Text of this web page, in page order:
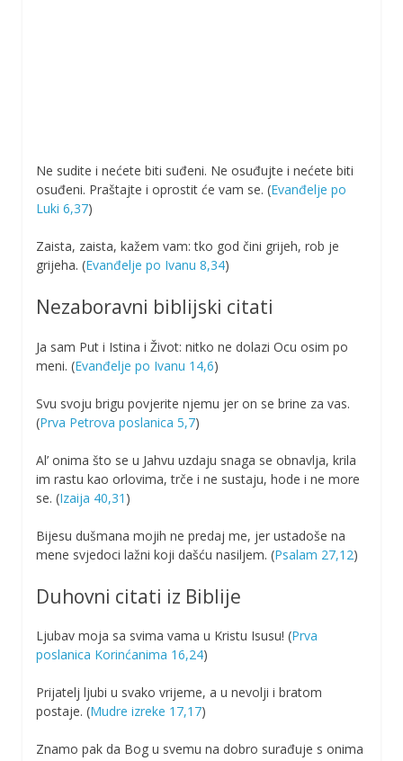
Ne sudite i nećete biti suđeni. Ne osuđujte i nećete biti
osuđeni. Praštajte i oprostit će vam se. (Evanđelje po
Luki 6,37)
Zaista, zaista, kažem vam: tko god čini grijeh, rob je
grijeha. (Evanđelje po Ivanu 8,34)
Nezaboravni biblijski citati
Ja sam Put i Istina i Život: nitko ne dolazi Ocu osim po
meni. (Evanđelje po Ivanu 14,6)
Svu svoju brigu povjerite njemu jer on se brine za vas.
(Prva Petrova poslanica 5,7)
Al’ onima što se u Jahvu uzdaju snaga se obnavlja, krila
im rastu kao orlovima, trče i ne sustaju, hode i ne more
se. (Izaija 40,31 )
Bijesu dušmana mojih ne predaj me, jer ustadoše na
mene svjedoci lažni koji dašću nasiljem. (Psalam 27,12)
Duhovni citati iz Biblije
Ljubav moja sa svima vama u Kristu Isusu! (Prva
poslanica Korinćanima 16,24)
Prijatelj ljubi u svako vrijeme, a u nevolji i bratom
postaje. (Mudre izreke 17,17)
Znamo pak da Bog u svemu na dobro surađuje s onima